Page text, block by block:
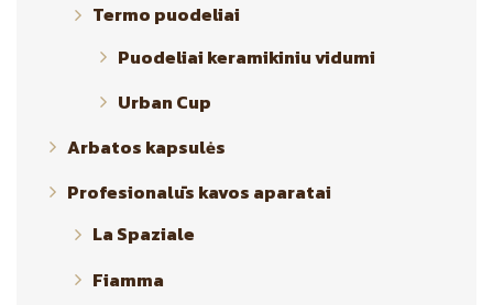
Termo puodeliai
Puodeliai keramikiniu vidumi
Urban Cup
Arbatos kapsulės
Profesionalūs kavos aparatai
La Spaziale
Fiamma